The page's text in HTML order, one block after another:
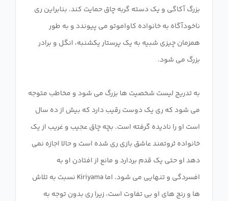
بزرگ آکاگی و یک دسته گربه چاق حمایت کند. بنابراین ری
ناخودآگاه به خانواده کاواموتو می پیوندد و به طور
همزمان چیزی شبیه به یک پرستار یکشنبه، انگل و برادر
به تدریج لیست شخصیت ها بزرگ می شود و مخاطب متوجه
می شود که ری یک دوست رقیب دارد که بیش از ده سال
است او را نادیده گرفته است. بچه چاق عجیب و غریب از یک
خانواده ثروتمند عاشق بازی ری شده است و حالا اجازه نمی
دهد او حتی یک قدم بردارد و مانع از افتادن او به
افسردگی و تنهایی می شود. اما Kiriyama نسبت به تلاش
ها و رنج های او بی تفاوت است، زیرا ری بدون توجه به